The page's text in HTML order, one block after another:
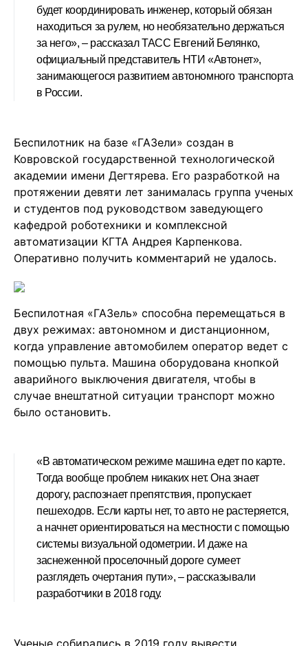
будет координировать инженер, который обязан
находиться за рулем, но необязательно держаться
за него», – рассказал ТАСС Евгений Белянко,
официальный представитель НТИ «Автонет»,
занимающегося развитием автономного транспорта
в России.
Беспилотник на базе «ГАЗели» создан в
Ковровской государственной технологической
академии имени Дегтярева. Его разработкой на
протяжении девяти лет занималась группа ученых
и студентов под руководством заведующего
кафедрой роботехники и комплексной
автоматизации КГТА Андрея Карпенкова.
Оперативно получить комментарий не удалось.
Беспилотная «ГАЗель» способна перемещаться в
двух режимах: автономном и дистанционном,
когда управление автомобилем оператор ведет с
помощью пульта. Машина оборудована кнопкой
аварийного выключения двигателя, чтобы в
случае внештатной ситуации транспорт можно
было остановить.
«В автоматическом режиме машина едет по карте.
Тогда вообще проблем никаких нет. Она знает
дорогу, распознает препятствия, пропускает
пешеходов. Если карты нет, то авто не растеряется,
а начнет ориентироваться на местности с помощью
системы визуальной одометрии. И даже на
заснеженной проселочный дороге сумеет
разглядеть очертания пути», – рассказывали
разработчики в 2018 году.
Ученые собирались в 2019 году вывести